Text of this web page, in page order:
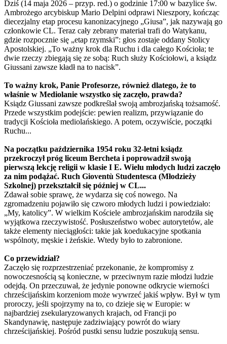
Dziś (14 maja 2026 – przyp. red.) o godzinie 17:00 w bazylice św.
Ambrożego arcybiskup Mario Delpini odprawi Nieszpory, kończąc
diecezjalny etap procesu kanonizacyjnego „Giusa”, jak nazywają go
członkowie CL. Teraz cały zebrany materiał trafi do Watykanu,
gdzie rozpocznie się „etap rzymski”: głos zostaje oddany Stolicy
Apostolskiej. „To ważny krok dla Ruchu i dla całego Kościoła; te
dwie rzeczy zbiegają się ze sobą: Ruch służy Kościołowi, a ksiądz
Giussani zawsze kładł na to nacisk”.
To ważny krok, Panie Profesorze, również dlatego, że to
właśnie w Mediolanie wszystko się zaczęło, prawda?
Ksiądz Giussani zawsze podkreślał swoją ambrozjańską tożsamość.
Przede wszystkim podejście: pewien realizm, przywiązanie do
tradycji Kościoła mediolańskiego. A potem, oczywiście, początki
Ruchu...
Na początku października 1954 roku 32-letni ksiądz
przekroczył próg liceum Bercheta i poprowadził swoją
pierwszą lekcję religii w klasie I E. Wielu młodych ludzi zaczęło
za nim podążać. Ruch Gioventù Studentesca (Młodzieży
Szkolnej) przekształcił się później w CL...
Zdawał sobie sprawę, że wydarza się coś nowego. Na
zgromadzeniu pojawiło się czworo młodych ludzi i powiedziało:
„My, katolicy”. W wielkim Kościele ambrozjańskim narodziła się
wyjątkowa rzeczywistość. Posłuszeństwo wobec autorytetów, ale
także elementy nieciągłości: takie jak koedukacyjne spotkania
wspólnoty, męskie i żeńskie. Wtedy było to zabronione.
Co przewidział?
Zaczęło się rozprzestrzeniać przekonanie, że kompromisy z
nowoczesnością są konieczne, w przeciwnym razie młodzi ludzie
odejdą. On przeczuwał, że jedynie ponowne odkrycie wierności
chrześcijańskim korzeniom może wywrzeć jakiś wpływ. Był w tym
proroczy, jeśli spojrzymy na to, co dzieje się w Europie: w
najbardziej zsekularyzowanych krajach, od Francji po
Skandynawię, następuje zadziwiający powrót do wiary
chrześcijańskiej. Pośród pustki sensu ludzie poszukują sensu.